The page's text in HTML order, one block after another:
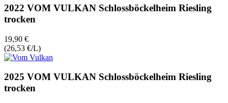
2022 VOM VULKAN Schlossböckelheim Riesling
trocken
19,90 €
(26,53 €/L)
2025 VOM VULKAN Schlossböckelheim Riesling
trocken